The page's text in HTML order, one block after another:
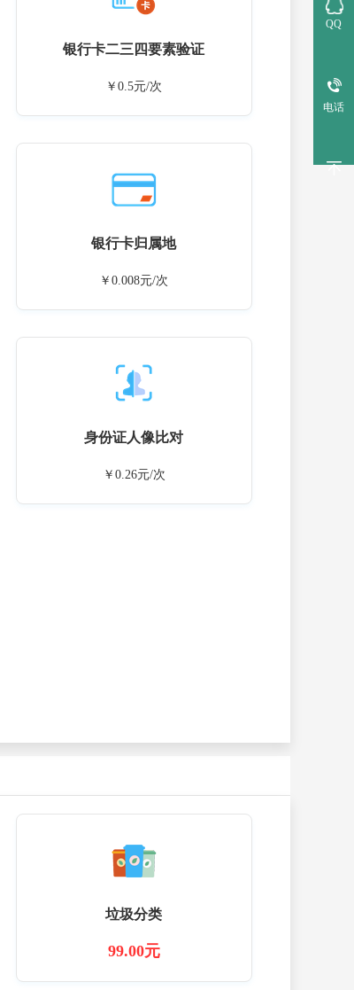
银行卡二三四要素验证
￥0.5元/次
银行卡归属地
￥0.008元/次
身份证人像比对
￥0.26元/次
垃圾分类
99.00元
QQ
电话